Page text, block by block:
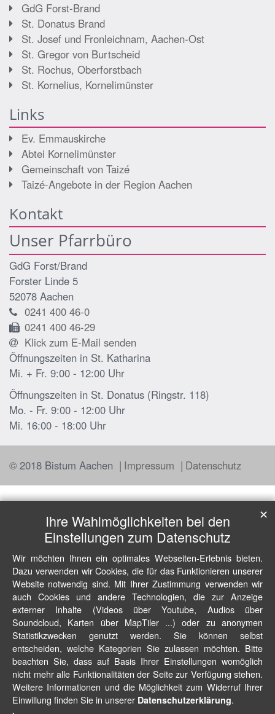
GdG Forst-Brand
St. Donatus Brand
St. Josef und Fronleichnam, Aachen-Ost
St. Gregor von Burtscheid
St. Rochus, Oberforstbach
St. Kornelius, Kornelimünster
Links
Ev. Emmauskirche
Abtei Kornelimünster
Gemeinschaft von Taizé
Taizé-Angebote in der Region Aachen
Kontakt
Unser Pfarrbüro
GdG Forst/Brand
Forster Linde 5
52078 Aachen
0241 400 46-0
0241 400 46-29
Klick zum E-Mail senden
Öffnungszeiten in St. Katharina
Mi. + Fr. 9:00 - 12:00 Uhr
Öffnungszeiten in St. Donatus (Ringstr. 118)
Mo. - Fr. 9:00 - 12:00 Uhr
Mi. 16:00 - 18:00 Uhr
© 2018 Bistum Aachen Impressum Datenschutz
Ihre Wahlmöglichkeiten bei den
Einstellungen zum Datenschutz
Wir möchten Ihnen ein optimales Webseiten-Erlebnis bieten.
Dazu verwenden wir Cookies, die für das Funktionieren unserer
Website notwendig sind. Mit Ihrer Zustimmung verwenden wir
auch Cookies und andere Technologien, die zur Anzeige
externer Inhalte (Videos über Youtube, Audios über
Soundcloud, Karten über MapTiler ...) oder zu anonymen
Statistikzwecken genutzt werden. Sie können selbst
entscheiden, welche Kategorien Sie zulassen möchten. Bitte
beachten Sie, dass auf Basis Ihrer Einstellungen womöglich
nicht mehr alle Funktionalitäten der Seite zur Verfügung stehen.
Weitere Informationen und die Möglichkeit zum Widerruf Ihrer
Einwillung finden Sie in unserer Datenschutzerklärung.
✕